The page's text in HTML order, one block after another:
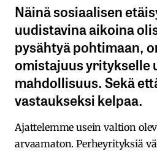
Näinä sosiaalisen
uudistavina aikoina
pysähtyä pohtimaan,
omistajuus yritykselle
mahdollisuus. Sekä
vastaukseksi kelpaa.
Ajattelemme usein valtion
arvaamaton. Perheyrityksiä